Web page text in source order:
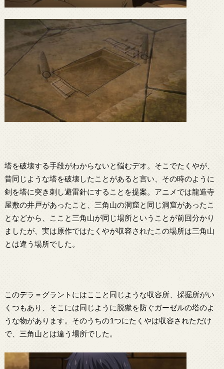
塔を破壊する手段がわからないと悩むデオ。そこでたくやが、
昔同じような塔を破壊したことがあると言い、その時のように
剣を塔に突き刺し避雷針にすることを提案。アニメでは龍造寺
屋敷の井戸があったこと、三角山の洞窟と同じ洞窟があったこ
となどから、ここと三角山が同じ場所ということが前回分かり
ましたが、実は原作ではたくやが収容されたこの場所は三角山
とは違う場所でした。
このデラ＝グラントにはここと同じような収容所、採掘所がい
くつもあり、そこには同じように脱獄を防ぐガーゼルの塔のよ
うな物があります。そのうちの1つにたくやは収容されただけ
で、三角山とは違う場所でした。